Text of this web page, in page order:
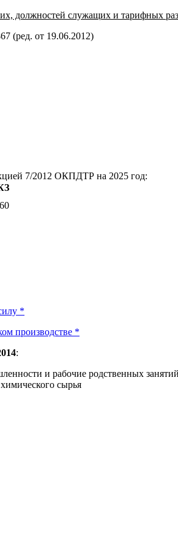
должностей служащих и тарифных
(ред. от 19.06.2012)
7/2012 ОКПДТР на 2025 год:
*
производстве *
:
и рабочие родственных
сырья